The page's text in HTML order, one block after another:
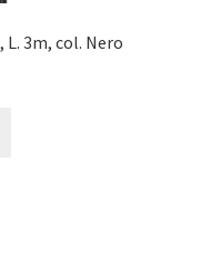
L. 3m, col. Nero